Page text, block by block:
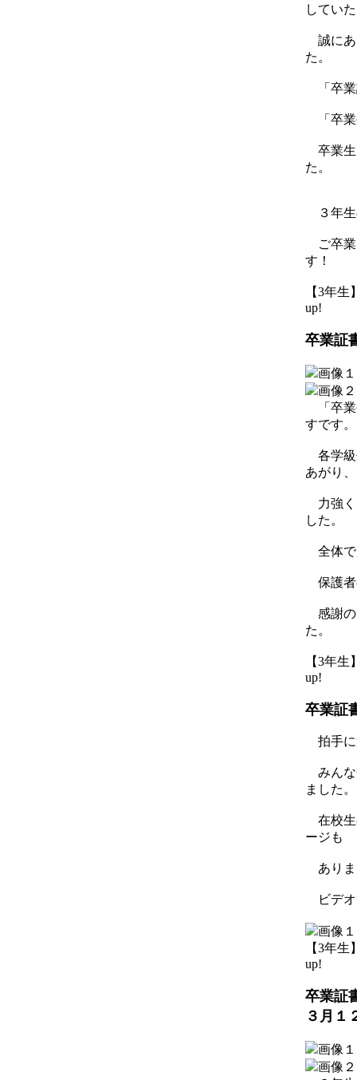
してい
誠にあ
た。
「卒業
「卒業
卒業生
た。
３年生
ご卒業
す！
【3年生
up!
卒業証
「卒業
すです。
各学級
あがり、
力強く
した。
全体で
保護者
感謝の
た。
【3年生
up!
卒業証
拍手に
みんな
ました。
在校生
ージも
ありま
ビデオ
【3年生
up!
卒業証
３月１